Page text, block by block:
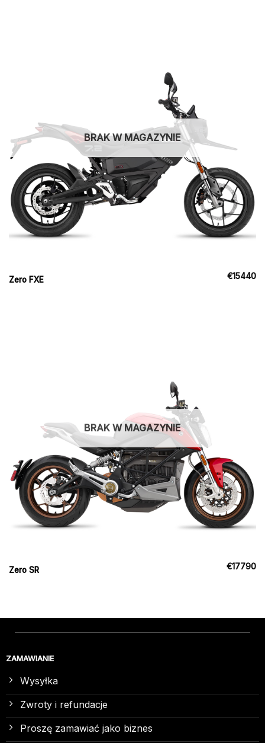
BRAK W MAGAZYNIE
Zero FXE €15440
BRAK W MAGAZYNIE
Zero SR €17790
ZAMAWIANIE
Wysyłka
Zwroty i refundacje
Proszę zamawiać jako biznes